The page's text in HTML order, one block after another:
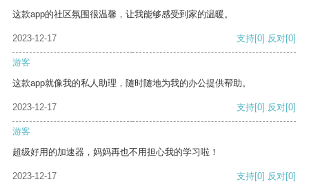
这款app的社区氛围很温馨，让我能够感受到家的温暖。
2023-12-17 支持[0] 反对[0]
游客
这款app就像我的私人助理，随时随地为我的办公提供帮助。
2023-12-17 支持[0] 反对[0]
游客
超级好用的加速器，妈妈再也不用担心我的学习啦！
2023-12-17 支持[0] 反对[0]